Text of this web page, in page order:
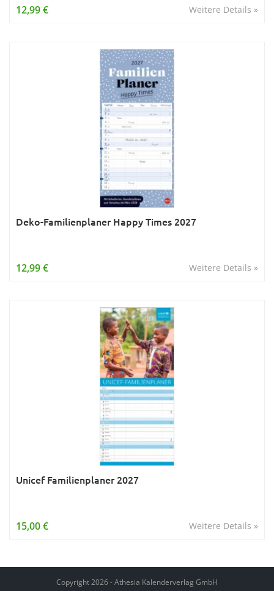
Weitere Details »
12,99 €
Deko-Familienplaner Happy Times 2027
Weitere Details »
12,99 €
Unicef Familienplaner 2027
Weitere Details »
15,00 €
Copyright 2026 - Athesia Kalenderverlag GmbH